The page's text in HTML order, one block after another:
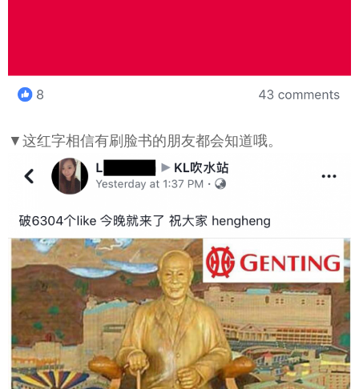
▼这红字相信有刷脸书的朋友都会知道哦。